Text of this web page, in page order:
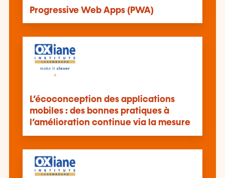
Progressive Web Apps (PWA)
L’écoconception des applications
mobiles : des bonnes pratiques à
l’amélioration continue via la mesure